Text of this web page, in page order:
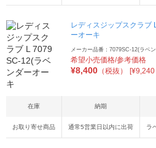
レディスジップスクラブ
ーオーキ
メーカー品番：7079SC-12(ラベ
希望小売価格/参考価格
¥8,400 （税抜）
在庫 納期
お取り寄せ商品 通常5営業日以内に出荷 ラ